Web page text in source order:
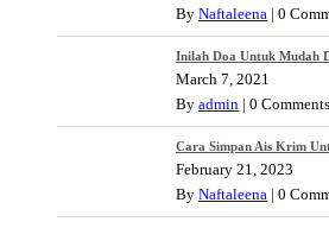
By Naftaleena | 0
Inilah Doa Untuk Mudah
March 7, 2021
By admin | 0 Comments
Cara Simpan Ais Krim
February 21, 2023
By Naftaleena | 0